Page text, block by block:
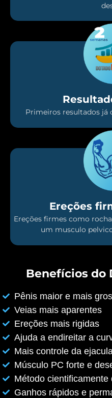
Primeiros resultados já
Ereções
Ereções firmes como
um musculo
Benefícios do
Pênis maior e mais
Veias mais aparentes
Ereções mais rigidas
Ajuda a endireitar a
Mais controle da
Músculo PC forte e
Método cientificamente
Ganhos rápidos e